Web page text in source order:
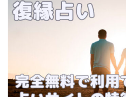
る
復
ト
の